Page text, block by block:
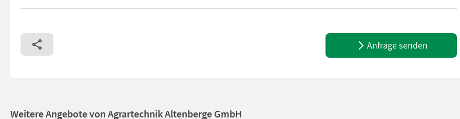
New Holland T7.170 Auto Command Gebrauchtmaschine - Baujahr: 2012 - Betriebsstunden: ca. 10340 - Auto Command
Anfrage senden
Weitere Angebote von Agrartechnik Altenberge GmbH